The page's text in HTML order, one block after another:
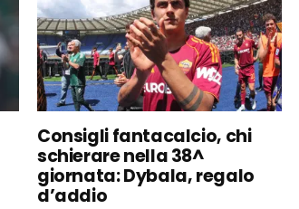
Consigli fantacalcio, chi
schierare nella 38^
giornata: Dybala, regalo
d’addio